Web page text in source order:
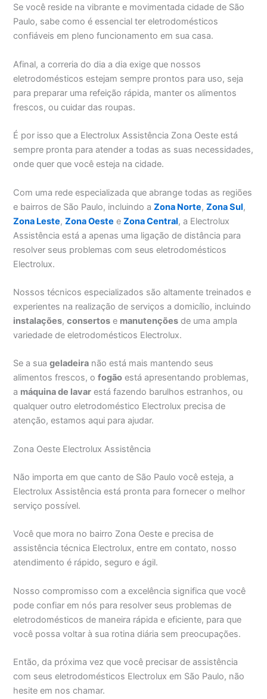
Se você reside na vibrante e movimentada cidade de São
Paulo, sabe como é essencial ter eletrodomésticos
confiáveis em pleno funcionamento em sua casa.
Afinal, a correria do dia a dia exige que nossos
eletrodomésticos estejam sempre prontos para uso, seja
para preparar uma refeição rápida, manter os alimentos
frescos, ou cuidar das roupas.
É por isso que a Electrolux Assistência Zona Oeste está
sempre pronta para atender a todas as suas necessidades,
onde quer que você esteja na cidade.
Com uma rede especializada que abrange todas as regiões
e bairros de São Paulo, incluindo aZona Norte,Zona Sul,
Zona Leste,Zona Oeste eZona Central, a Electrolux
Assistência está a apenas uma ligação de distância para
resolver seus problemas com seus eletrodomésticos
Electrolux.
Nossos técnicos especializados são altamente treinados e
experientes na realização de serviços a domicílio, incluindo
instalações,consertos e manutenções de uma ampla
variedade de eletrodomésticos Electrolux.
Se a suageladeira não está mais mantendo seus
alimentos frescos, ofogão está apresentando problemas,
a máquina de lavar está fazendo barulhos estranhos, ou
qualquer outro eletrodoméstico Electrolux precisa de
atenção, estamos aqui para ajudar.
Zona Oeste Electrolux Assistência
Não importa em que canto de São Paulo você esteja, a
Electrolux Assistência está pronta para fornecer o melhor
serviço possível.
Você que mora no bairro Zona Oeste e precisa de
assistência técnica Electrolux, entre em contato, nosso
atendimento é rápido, seguro e ágil.
Nosso compromisso com a excelência significa que você
pode confiar em nós para resolver seus problemas de
eletrodomésticos de maneira rápida e eficiente, para que
você possa voltar à sua rotina diária sem preocupações.
Então, da próxima vez que você precisar de assistência
com seus eletrodomésticos Electrolux em São Paulo, não
hesite em nos chamar.